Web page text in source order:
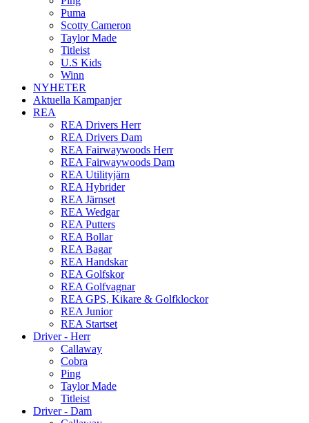
Puma
Scotty Cameron
Taylor Made
Titleist
U.S Kids
Winn
NYHETER
Aktuella Kampanjer
REA
REA Drivers Herr
REA Drivers Dam
REA Fairwaywoods Herr
REA Fairwaywoods Dam
REA Utilityjärn
REA Hybrider
REA Järnset
REA Wedgar
REA Putters
REA Bollar
REA Bagar
REA Handskar
REA Golfskor
REA Golfvagnar
REA GPS, Kikare & Golfklockor
REA Junior
REA Startset
Driver - Herr
Callaway
Cobra
Ping
Taylor Made
Titleist
Driver - Dam